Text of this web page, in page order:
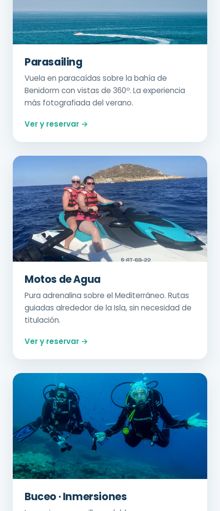
Parasailing
Vuela en paracaídas sobre la bahía de
Benidorm con vistas de 360º. La experiencia
más fotografiada del verano.
Ver y reservar →
Motos de Agua
Pura adrenalina sobre el Mediterráneo. Rutas
guiadas alrededor de la Isla, sin necesidad de
titulación.
Ver y reservar →
Buceo · Inmersiones